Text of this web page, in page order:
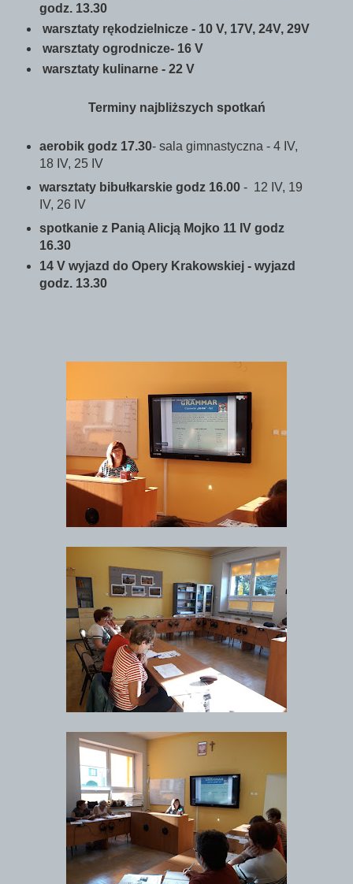
godz. 13.30
warsztaty rękodzielnicze - 10 V, 17V, 24V, 29V
warsztaty ogrodnicze- 16 V
warsztaty kulinarne - 22 V
Terminy najbliższych spotkań
aerobik godz 17.30- sala gimnastyczna - 4 IV,
18 IV, 25 IV
warsztaty bibułkarskie godz 16.00- 12 IV, 19
IV, 26 IV
spotkanie z Panią Alicją Mojko 11 IV godz
16.30
14 V wyjazd do Opery Krakowskiej - wyjazd
godz. 13.30